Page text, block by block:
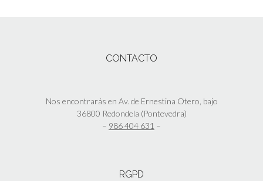
CONTACTO
Nos encontrarás en Av. de Ernestina Otero, bajo
36800 Redondela (Pontevedra)
– 986 404 631 –
RGPD